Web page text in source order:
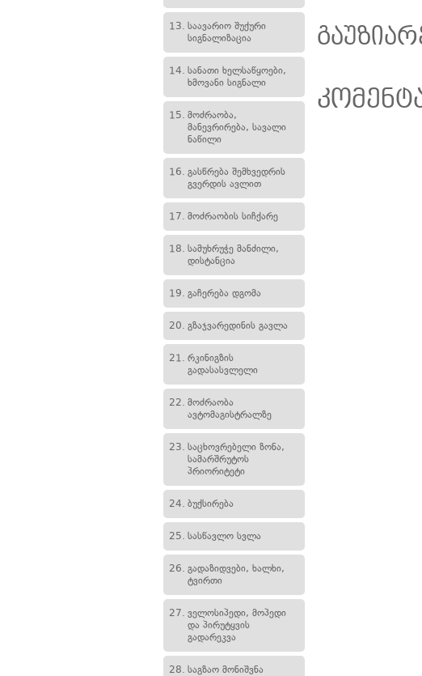
13. საავარიო შუქური
სიგნალიზაცია
14. სანათი ხელსაწყოები,
ხმოვანი სიგნალი
15. მოძრაობა,
მანევრირება, სავალი
ნაწილი
16. გასწრება შემხვედრის
გვერდის ავლით
17. მოძრაობის სიჩქარე
18. სამუხრუჭე მანძილი,
დისტანცია
19. გაჩერება დგომა
20. გზაჯვარედინის გავლა
21. რკინიგზის
გადასასვლელი
22. მოძრაობა
ავტომაგისტრალზე
23. საცხოვრებელი ზონა,
სამარშრუტოს
პრიორიტეტი
24. ბუქსირება
25. სასწავლო სვლა
26. გადაზიდვები, ხალხი,
ტვირთი
27. ველოსიპედი, მოპედი
და პირუტყვის
გადარეკვა
28. საგზაო მონიშვნა